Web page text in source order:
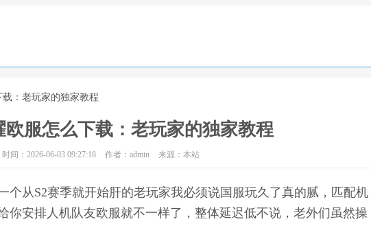
：老玩家的独家教程
欧服怎么下载：老玩家的独家教程
时间：2026-06-03 09:27:18 作者：admin 来源：本站
个从S2赛季就开始肝的老玩家我必须说国服玩久了真的腻，匹配机
你安排人机队友欧服就不一样了，整体延迟低不说，老外们虽然操